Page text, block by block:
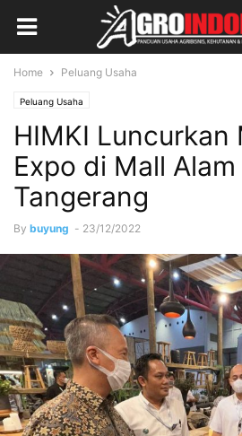
Home Peluang Usaha
Peluang Usaha
HIMKI Luncurkan
Expo di Mall
Tangerang
By buyung - 23/12/2022